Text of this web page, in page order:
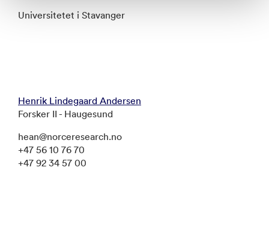
Universitetet i Stavanger
Henrik Lindegaard Andersen
Forsker II - Haugesund
hean@norceresearch.no
+47 56 10 76 70
+47 92 34 57 00